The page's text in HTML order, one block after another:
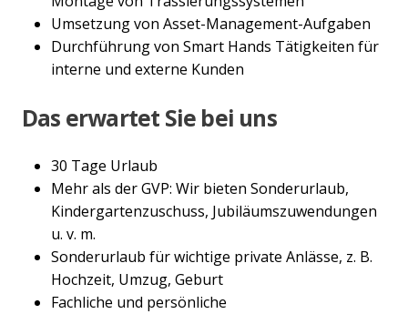
Umsetzung von Asset-Management-Aufgaben
Durchführung von Smart Hands Tätigkeiten für
interne und externe Kunden
Das erwartet Sie bei uns
30 Tage Urlaub
Mehr als der GVP: Wir bieten Sonderurlaub,
Kindergartenzuschuss, Jubiläumszuwendungen
u. v. m.
Sonderurlaub für wichtige private Anlässe, z. B.
Hochzeit, Umzug, Geburt
Fachliche und persönliche